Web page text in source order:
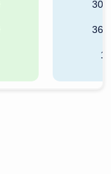
301
366
11